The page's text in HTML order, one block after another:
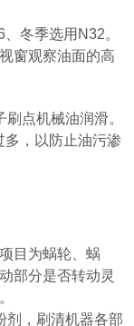
、冬季选用 N32。
窗观察油面的高
点机械油润滑。
多，以防止油污渗
目为蜗轮、蜗
部分是否转动灵
剂，刷清机器各部